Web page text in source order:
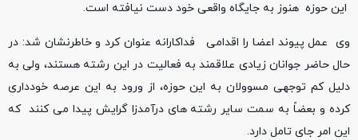
این حوزه هنوز به جایگاه واقعی خود دست نیافته است.
وی عمل پیوند اعضا را اقدامی فداکارانه عنوان کرد و خاطرنشان شد: در
حال حاضر جوانان زیادی علاقمند به فعالیت در این رشته هستند، ولی به
دلیل کم توجهی مسوولان به این حوزه، از ورود به این عرصه خودداری
کرده و بعضاً به سمت سایر رشته های درآمدزا گرایش پیدا می کنند که
این امر جای تامل دارد.